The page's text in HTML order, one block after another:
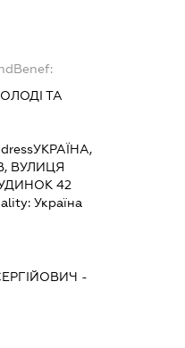
ТА
УКРАЇНА,
ВУЛИЦЯ
42
Україна
-